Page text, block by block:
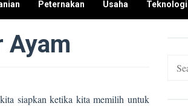
Peternakan Usaha Teknologi
Ayam
siapkan ketika kita memilih untuk
Search